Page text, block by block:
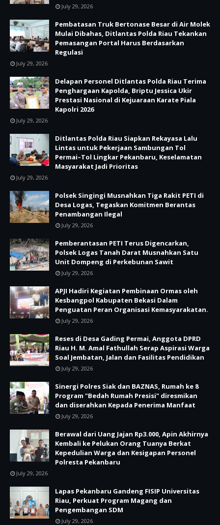
July 29, 2026
Pembatasan Truk Bertonase Besar di Air Molek
Mulai Dibahas, Ditlantas Polda Riau Tekankan
Pemasangan Portal Harus Berdasarkan
Regulasi
July 29, 2026
Delapan Personel Ditlantas Polda Riau Terima
Penghargaan Kapolda, Briptu Jessica Ukir
Prestasi Nasional di Kejuaraan Karate Piala
Kapolri 2026
July 29, 2026
Ditlantas Polda Riau Siapkan Rekayasa Lalu
Lintas untuk Pekerjaan Sambungan Tol
Permai–Tol Lingkar Pekanbaru, Keselamatan
Masyarakat Jadi Prioritas
July 29, 2026
Polsek Singingi Musnahkan Tiga Rakit PETI di
Desa Logas, Tegaskan Komitmen Berantas
Penambangan Ilegal
July 29, 2026
Pemberantasan PETI Terus Digencarkan,
Polsek Logas Tanah Darat Musnahkan Satu
Unit Dompeng di Perkebunan Sawit
July 29, 2026
APJI Hadiri Kegiatan Pembinaan Ormas oleh
Kesbangpol Kabupaten Bekasi Dalam
Penguatan Peran Organisasi Kemasyarakatan.
July 29, 2026
Reses di Desa Gading Permai, Anggota DPRD
Riau H. M. Amal Fathullah Serap Aspirasi Warga
Soal Jembatan, Jalan dan Fasilitas Pendidikan
July 29, 2026
Sinergi Polres Siak dan BAZNAS, Rumah ke 8
Program "Bedah Rumah Presisi" diresmikan
dan diserahkan Kepada Penerima Manfaat
July 29, 2026
Berawal dari Uang Jajan Rp3.000, Apin Akhirnya
Kembali ke Pelukan Orang Tuanya Berkat
Kepedulian Warga dan Kesigapan Personel
Polresta Pekanbaru
July 29, 2026
Lapas Pekanbaru Gandeng FISIP Universitas
Riau, Perkuat Program Magang dan
Pengembangan SDM
July 29, 2026